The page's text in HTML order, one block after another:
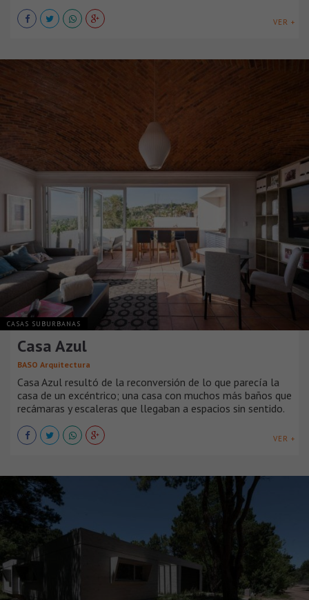
VER +
CASAS SUBURBANAS
Casa Azul
BASO Arquitectura
Casa Azul resultó de la reconversión de lo que parecía la
casa de un excéntrico; una casa con muchos más baños que
recámaras y escaleras que llegaban a espacios sin sentido.
VER +